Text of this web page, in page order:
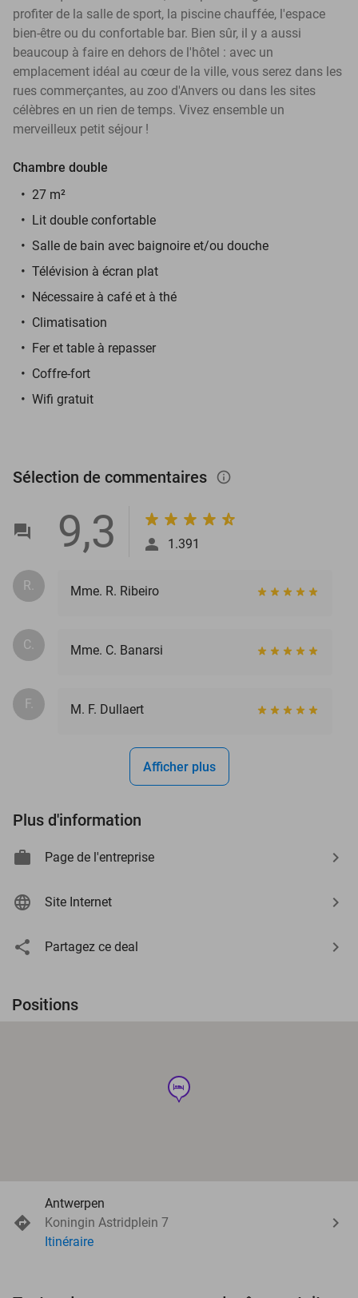
profiter de la salle de sport, la piscine chauffée, l'espace
bien-être ou du confortable bar. Bien sûr, il y a aussi
beaucoup à faire en dehors de l'hôtel : avec un
emplacement idéal au cœur de la ville, vous serez dans les
rues commerçantes, au zoo d'Anvers ou dans les sites
célèbres en un rien de temps. Vivez ensemble un
merveilleux petit séjour !
Chambre double
27 m²
Lit double confortable
Salle de bain avec baignoire et/ou douche
Télévision à écran plat
Nécessaire à café et à thé
Climatisation
Fer et table à repasser
Coffre-fort
Wifi gratuit
Sélection de commentaires info_outlined
9,3 1.391
R. Mme. R. Ribeiro
C. Mme. C. Banarsi
F. M. F. Dullaert
Afficher plus
Plus d'information
Page de l'entreprise
Site Internet
Partagez ce deal
Positions
hotel
Antwerpen
Koningin Astridplein 7
Itinéraire